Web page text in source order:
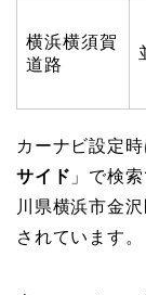
横浜横須賀
道路
カーナビ設定時
サイド 」で検
川県横浜市金
されています。